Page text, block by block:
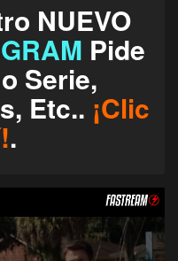
NUEVO
Pide
Serie,
Etc.. ¡Clic
.